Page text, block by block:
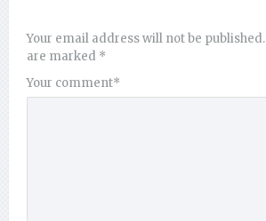
Your email address will not be published.
are marked *
Your comment*